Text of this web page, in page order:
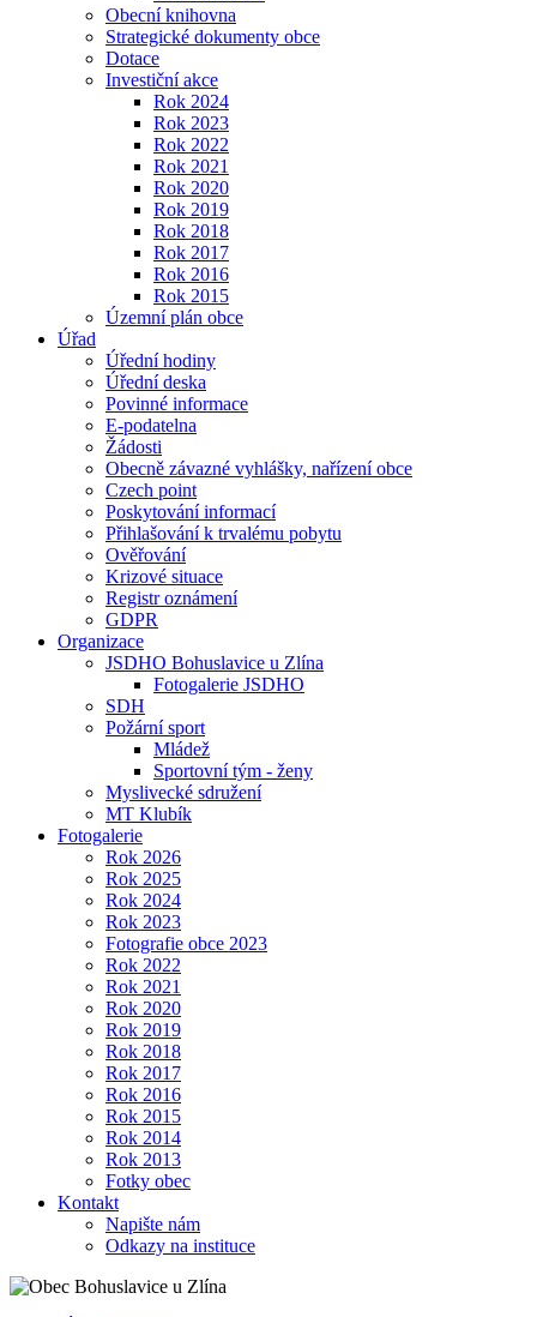
Obecní knihovna
Strategické dokumenty obce
Dotace
Investiční akce
Rok 2024
Rok 2023
Rok 2022
Rok 2021
Rok 2020
Rok 2019
Rok 2018
Rok 2017
Rok 2016
Rok 2015
Územní plán obce
Úřad
Úřední hodiny
Úřední deska
Povinné informace
E-podatelna
Žádosti
Obecně závazné vyhlášky, nařízení obce
Czech point
Poskytování informací
Přihlašování k trvalému pobytu
Ověřování
Krizové situace
Registr oznámení
GDPR
Organizace
JSDHO Bohuslavice u Zlína
Fotogalerie JSDHO
SDH
Požární sport
Mládež
Sportovní tým - ženy
Myslivecké sdružení
MT Klubík
Fotogalerie
Rok 2026
Rok 2025
Rok 2024
Rok 2023
Fotografie obce 2023
Rok 2022
Rok 2021
Rok 2020
Rok 2019
Rok 2018
Rok 2017
Rok 2016
Rok 2015
Rok 2014
Rok 2013
Fotky obec
Kontakt
Napište nám
Odkazy na instituce